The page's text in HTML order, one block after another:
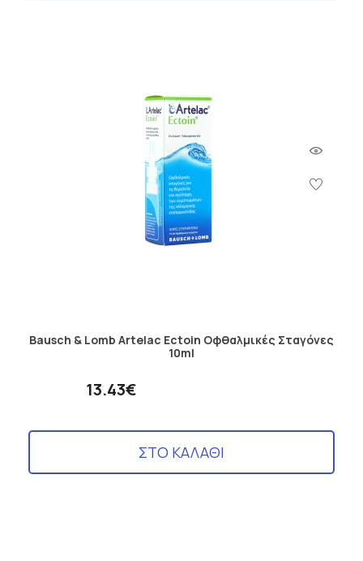
Bausch & Lomb Artelac Ectoin Οφθαλμικές Σταγόνες
10ml
13.43€
ΣΤΟ ΚΑΛΑΘΙ